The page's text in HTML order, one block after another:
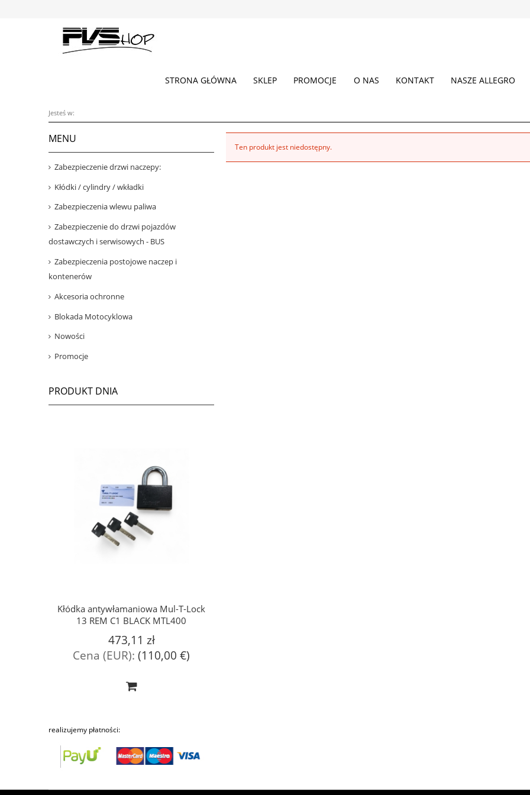
STRONA GŁÓWNA SKLEP PROMOCJE O NAS KONTAKT NASZE ALLEGRO
Jesteś w:
MENU
Zabezpieczenie drzwi naczepy:
Kłódki / cylindry / wkładki
Zabezpieczenia wlewu paliwa
Zabezpieczenie do drzwi pojazdów
dostawczych i serwisowych - BUS
Zabezpieczenia postojowe naczep i
kontenerów
Akcesoria ochronne
Blokada Motocyklowa
Nowości
Promocje
PRODUKT DNIA
Kłódka antywłamaniowa Mul-T-Lock
13 REM C1 BLACK MTL400
473,11 zł
Cena (EUR): (110,00 €)
realizujemy płatności:
Ten produkt jest niedostępny.